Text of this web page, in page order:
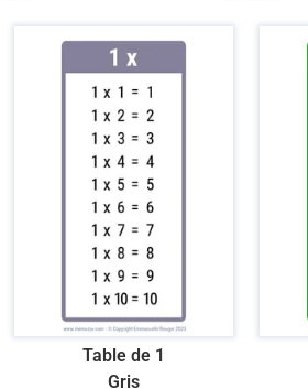
Table de 1
Gris